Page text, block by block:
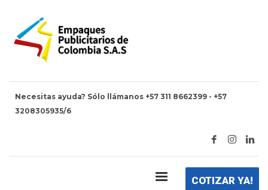
Necesitas ayuda? Sólo llámanos +57 311 8662399 - +57
3208305935/6
COTIZAR YA!
HOME ROLLOS EMPACADO AUTOMÁTICO
rollos empacado automático